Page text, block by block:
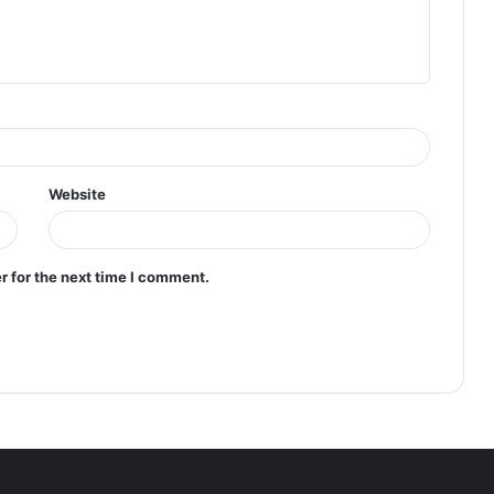
Website
for the next time I comment.